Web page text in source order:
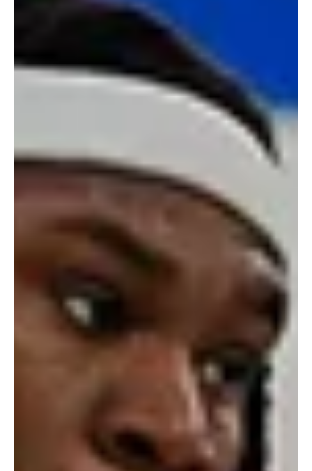
21 במאי זמן קריאה 1 דקות
גברים - ליגה לאומית
נהריה בגמר הפלייאוף
בצל האבל הכבד עקב מותו של רז אדם, נהריה אירחה הצהריים את
שומרון והשלימה סוויפ נוסף כל הדרך אל הגמר. (צילום: מנהלת הליגה
הלאומית)